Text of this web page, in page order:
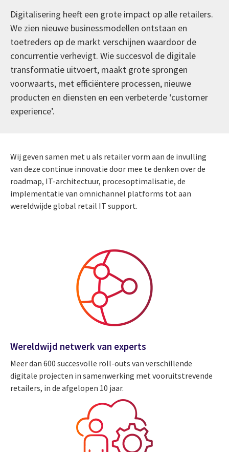
Digitalisering heeft een grote impact op alle retailers.
We zien nieuwe businessmodellen ontstaan en
toetreders op de markt verschijnen waardoor de
concurrentie verhevigt. Wie succesvol de digitale
transformatie uitvoert, maakt grote sprongen
voorwaarts, met efficiëntere processen, nieuwe
producten en diensten en een verbeterde ‘customer
experience’.
Wij geven samen met u als retailer vorm aan de invulling
van deze continue innovatie door mee te denken over de
roadmap, IT-architectuur, procesoptimalisatie, de
implementatie van omnichannel platforms tot aan
wereldwijde global retail IT support.
Wereldwijd netwerk van experts
Meer dan 600 succesvolle roll-outs van verschillende
digitale projecten in samenwerking met vooruitstrevende
retailers, in de afgelopen 10 jaar.